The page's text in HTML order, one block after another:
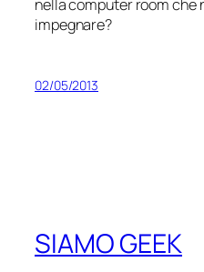
nella computer room che
impegnare?
02/05/2013
SIAMO GEEK